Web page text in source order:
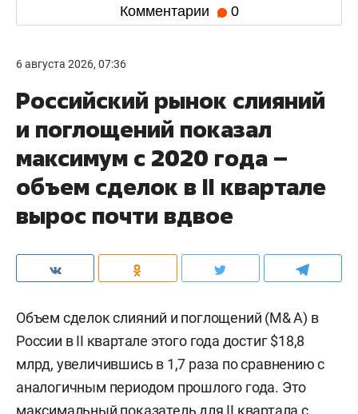
Комментарии 0
6 августа 2026, 07:36
Российский рынок слияний
и поглощений показал
максимум с 2020 года –
объем сделок в II квартале
вырос почти вдвое
Объем сделок слияний и поглощений (M& A) в
России в II квартале этого года достиг $18,8
млрд, увеличившись в 1,7 раза по сравнению с
аналогичным периодом прошлого года. Это
максимальный показатель для II квартала с